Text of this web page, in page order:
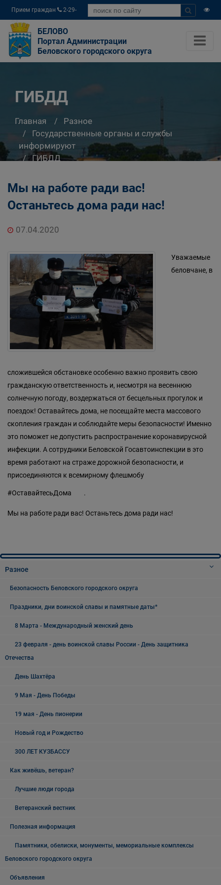
Прием граждан
2-29-
04
БЕЛОВО
Портал Администрации
Беловского городского округа
ГИБДД
Главная
Разное
Государственные органы и службы
информируют
ГИБДД
Мы на работе ради вас!
Останьтесь дома ради нас!
07.04.2020
Уважаемые
беловчане, в
сложившейся обстановке особенно важно проявить свою
гражданскую ответственность и, несмотря на весеннюю
солнечную погоду, воздержаться от бесцельных прогулок и
поездок! Оставайтесь дома, не посещайте места массового
скопления граждан и соблюдайте меры безопасности! Именно
это поможет не допустить распространение коронавирусной
инфекции. А сотрудники Беловской Госавтоинспекции в это
время работают на страже дорожной безопасности, и
присоединяются к всемирному флешмобу
#ОставайтесьДома .
Мы на работе ради вас! Останьтесь дома ради нас!
Разное
Безопасность Беловского городского округа
Праздники, дни воинской славы и памятные даты*
8 Марта - Международный женский день
23 февраля - день воинской славы России - День защитника
Отечества
День Шахтёра
9 Мая - День Победы
19 мая - День пионерии
Новый год и Рождество
300 ЛЕТ КУЗБАССУ
Как живёшь, ветеран?
Лучшие люди города
Ветеранский вестник
Полезная информация
Памятники, обелиски, монументы, мемориальные комплексы
Беловского городского округа
Объявления